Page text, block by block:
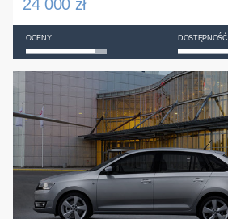
24 000 zł
OCENY DOSTĘPNOŚĆ